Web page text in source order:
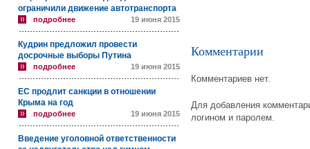
ограничили движение автотранспорта
подробнее 19 июня 2015
Кудрин предложил провести
досрочные выборы Путина
подробнее 19 июня 2015
ЕС продлит санкции в отношении
Крыма на год
подробнее 19 июня 2015
Введение уголовной ответственности
Комментарии
Комментариев нет.
Для добавления
логином и паролем.